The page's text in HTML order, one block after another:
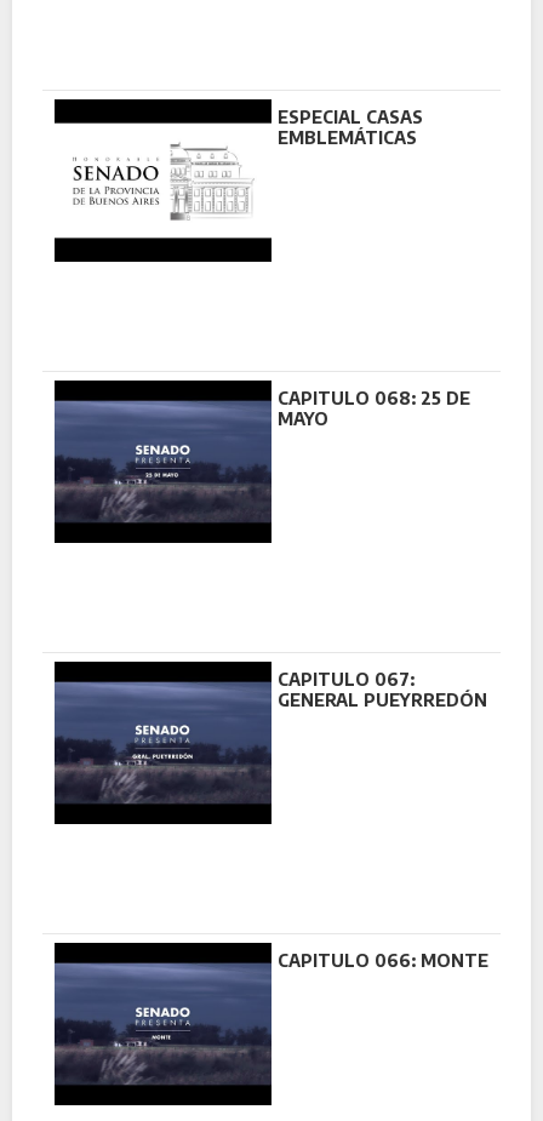
ESPECIAL CASAS
EMBLEMÁTICAS
CAPITULO 068: 25 DE
MAYO
CAPITULO 067:
GENERAL PUEYRREDÓN
CAPITULO 066: MONTE